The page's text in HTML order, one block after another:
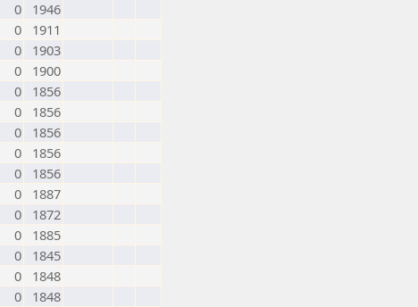
0
1946
0
1911
0
1903
0
1900
0
1856
0
1856
0
1856
0
1856
0
1856
0
1887
0
1872
0
1885
0
1845
0
1848
0
1848